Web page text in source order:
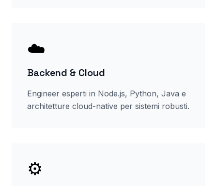
☁️
Backend & Cloud
Engineer esperti in Node.js, Python, Java e
architetture cloud-native per sistemi robusti.
⚙️